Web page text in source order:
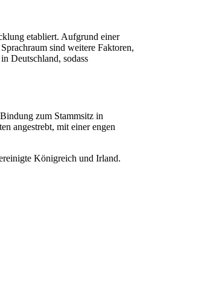
etabliert. Aufgrund einer
sind weitere Faktoren,
Deutschland, sodass
zum Stammsitz in
angestrebt, mit einer engen
Königreich und Irland.